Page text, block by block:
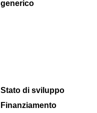
generico
Stato di sviluppo
Finanziamento